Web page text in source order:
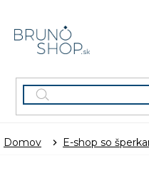
obsah
Domov E-shop so